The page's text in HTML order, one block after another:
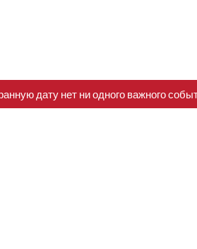
дату нет ни одного важного